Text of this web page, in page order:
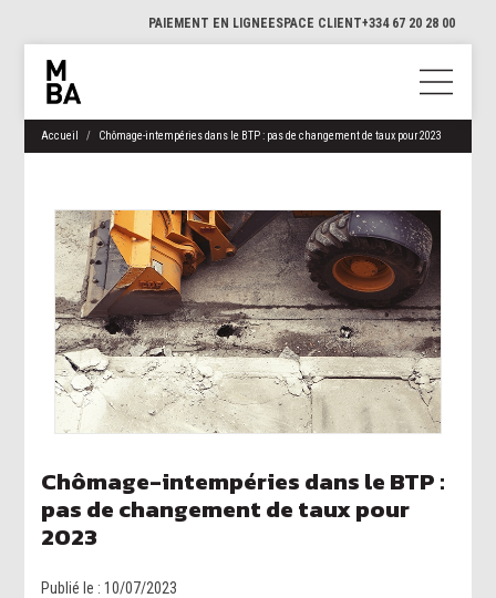
PAIEMENT EN LIGNEESPACE CLIENT+334 67 20 28 00
Accueil Chômage-intempéries dans le BTP : pas de changement de taux pour 2023
Chômage-intempéries dans le BTP :
pas de changement de taux pour
2023
Publié le :10/07/2023